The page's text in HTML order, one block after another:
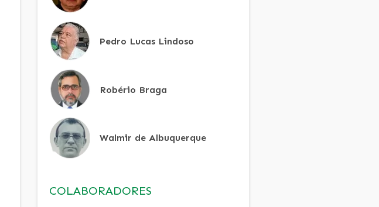
Pedro Lucas Lindoso
Robério Braga
Walmir de Albuquerque
COLABORADORES